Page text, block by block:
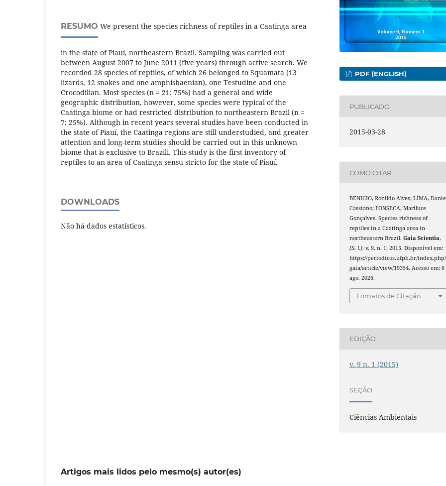
RESUMO We present the species richness of reptiles in a Caatinga area
in the state of Piauí, northeastern Brazil. Sampling was carried out
between August 2007 to June 2011 (five years) through active search. We
recorded 28 species of reptiles, of which 26 belonged to Squamata (13
lizards, 12 snakes and one amphisbaenian), one Testudine and one
Crocodilian. Most species (n = 21; 75%) had a general and wide
geographic distribution, however, some species were typical of the
Caatinga biome or had restricted distribution to northeastern Brazil (n =
7; 25%). Although in recent years several studies have been conducted in
the state of Piauí, the Caatinga regions are still understudied, and greater
attention and long-term studies should be carried out in this unknown
biome that is exclusive to Brazili. This study is the first inventory of
reptiles to an area of Caatinga sensu stricto for the state of Piauí.
DOWNLOADS
Não há dados estatísticos.
PDF (ENGLISH)
PUBLICADO
2015-03-28
COMO CITAR
BENICIO, Ronildo Alves; LIMA,
Cassiano; FONSECA, Mariluce
Gonçalves. Species richness of
reptiles in a Caatinga area in
northeastern Brazil.Gaia Scientia,
[S. l.], v. 9, n. 1, 2015. Disponível em:
https://periodicos.ufpb.br/index.php/
gaia/article/view/19354. Acesso em: 8
ago. 2026.
Fomatos de Citação
EDIÇÃO
v. 9 n. 1 (2015)
SEÇÃO
Ciências Ambientais
Artigos mais lidos pelo mesmo(s) autor(es)